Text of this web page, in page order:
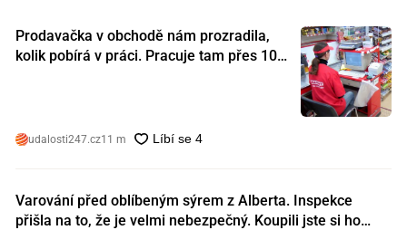
Prodavačka v obchodě nám prozradila,
kolik pobírá v práci. Pracuje tam přes 10
udalosti247.cz11 m
Varování před oblíbeným sýrem z Alberta. Inspekce
přišla na to, že je velmi nebezpečný. Koupili jste si ho